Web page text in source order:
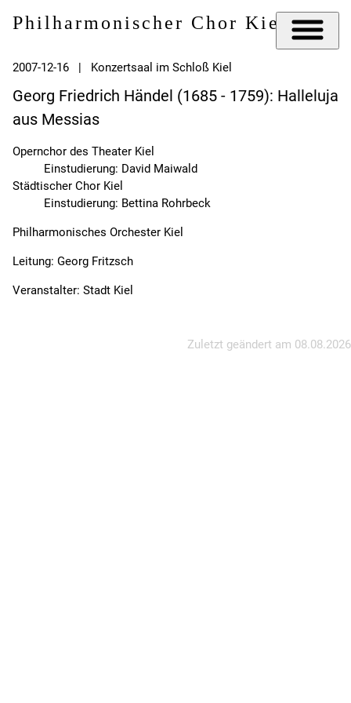
Philharmonischer Chor Kiel e.V.
2007-12-16 | Konzertsaal im Schloß Kiel
Georg Friedrich Händel (1685 - 1759): Halleluja
aus Messias
Opernchor des Theater Kiel
Einstudierung: David Maiwald
Städtischer Chor Kiel
Einstudierung: Bettina Rohrbeck
Philharmonisches Orchester Kiel
Leitung: Georg Fritzsch
Veranstalter: Stadt Kiel
Zuletzt geändert am 08.08.2026